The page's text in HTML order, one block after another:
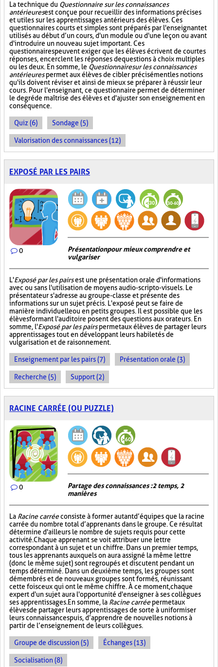
La technique du Questionnaire sur les connaissances
antérieuresest conçue pour recueillir des informations précises
et utiles sur les apprentissages antérieurs des élèves. Ces
questionnaires courts et simples sont préparés par l'enseignant et
utilisés au début d’un cours, d'un module ou d'une leçon ou avant
d'introduire un nouveau sujet important. Ces
questionnaires peuvent exiger que les élèves écrivent de courtes
réponses, encerclent les réponses de questions à choix multiples
ou les deux. En somme, le Questionnaire sur les connaissances
antérieurespermet aux élèves de cibler précisément les notions
qu'ils doivent réviser et ainsi de mieux se préparer à réussir leur
cours. Pour l'enseignant, ce questionnaire permet de déterminer
le degré de maîtrise des élèves et d'ajuster son enseignement en
conséquence.
Quiz (6) Sondage (5)
Valorisation des connaissances (12)
EXPOSÉ PAR LES PAIRS
0
Présentation pour mieux comprendre et
vulgariser
L'Exposé par les pairsest une présentation orale d'informations
avec ou sans l'utilisation de moyens audio-scripto-visuels. Le
présentateur s'adresse au groupe-classe et présente des
informations sur un sujet précis. L'exposé peut se faire de
manière individuelle ou en petits groupes. Il est possible que les
élèves formant l'auditoire posent des questions aux orateurs. En
somme, l'Exposé par les pairspermet aux élèves de partager leurs
apprentissages tout en développant leurs habiletés de
vulgarisation et de raisonnement.
Enseignement par les pairs (7) Présentation orale (3)
Recherche (5) Support (2)
RACINE CARRÉE (OU PUZZLE)
0
Partage des connaissances : 2 temps, 2
manières
La Racine carréeconsiste à former autant d’équipes que la racine
carrée du nombre total d’apprenants dans le groupe. Ce résultat
détermine d'ailleurs le nombre de sujets requis pour cette
activité. Chaque apprenant se voit attribuer une lettre
correspondant à un sujet et un chiffre. Dans un premier temps,
tous les apprenants auxquels on aura assigné la même lettre
(donc le même sujet) sont regroupés et discutent pendant un
temps déterminé. Dans un deuxième temps, les groupes sont
démembrés et de nouveaux groupes sont formés, réunissant
cette fois ceux qui ont le même chiffre. À ce moment, chaque
expert d'un sujet aura l'opportunité d'enseigner à ses collègues
ses apprentissages. En somme, la Racine carréepermet aux
élèves de partager leurs apprentissages de sorte à uniformiser
leurs connaissances puis, d’apprendre de nouvelles notions à
partir de l’enseignement de leurs collègues.
Groupe de discussion (5) Échanges (13)
Socialisation (8)